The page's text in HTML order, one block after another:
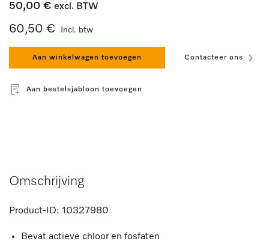
50,00 € excl. BTW
60,50 € Incl. btw
Aan winkelwagen toevoegen Contacteer ons
Aan bestelsjabloon toevoegen
Omschrijving
Product-ID: 10327980
Bevat actieve chloor en fosfaten